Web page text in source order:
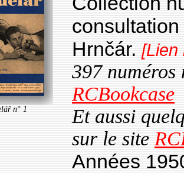
n° 1
Hrnčár. [Lien
397
RCBookcase
Et aussi
sur le site
Années